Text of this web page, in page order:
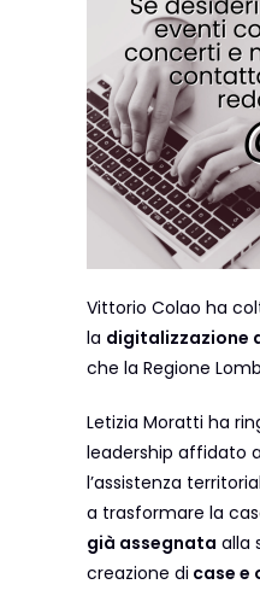
Vittorio Colao ha
la digitalizzazione
che la Regione
Letizia Moratti ha
leadership affidato
l’assistenza
a trasformare la
già assegnata alla
creazione di case e